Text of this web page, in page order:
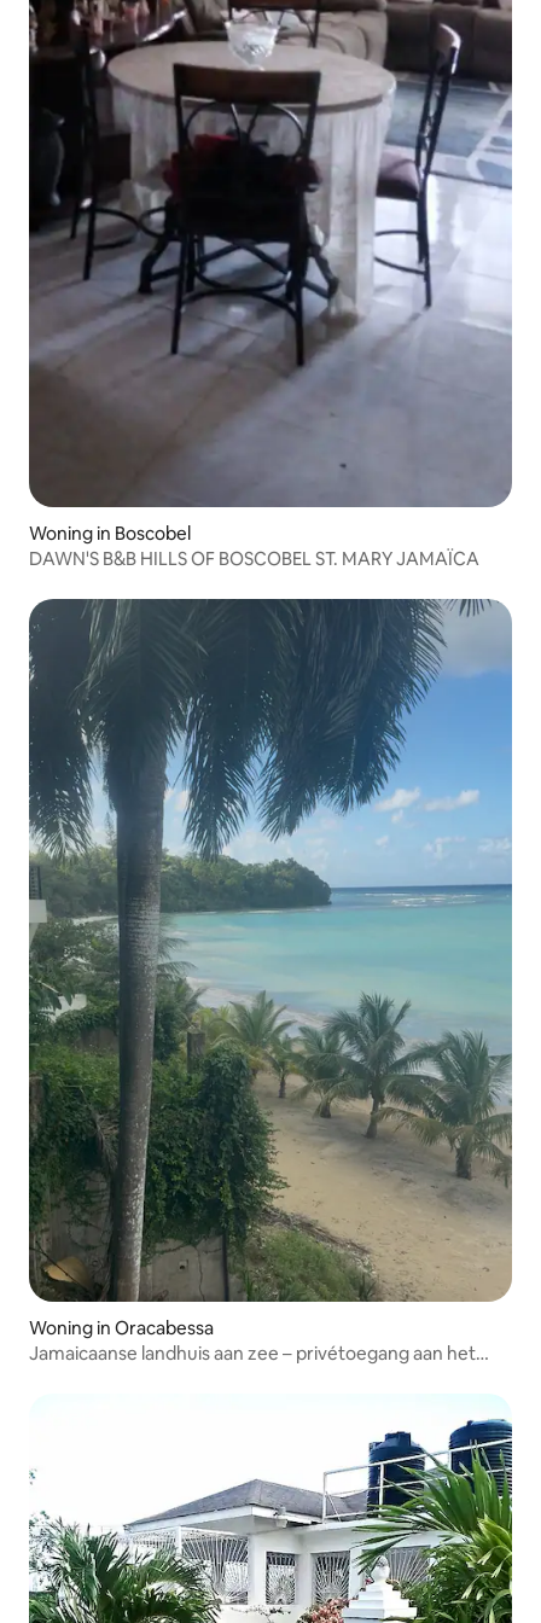
Woning in Boscobel
DAWN'S B&B HILLS OF BOSCOBEL ST. MARY JAMAÏCA
Woning in Oracabessa
Jamaicaanse landhuis aan zee – privétoegang aan het